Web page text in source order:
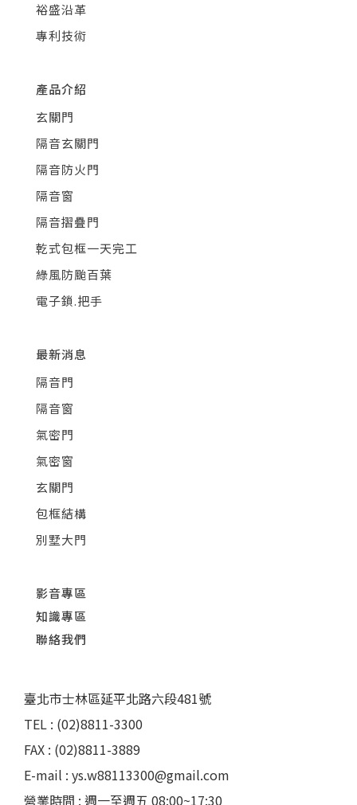
裕盛沿革
專利技術
產品介紹
玄關門
隔音玄關門
隔音防火門
隔音窗
隔音摺疊門
乾式包框一天完工
綠風防颱百葉
電子鎖.把手
最新消息
隔音門
隔音窗
氣密門
氣密窗
玄關門
包框結構
別墅大門
影音專區
知識專區
聯絡我們
臺北市士林區延平北路六段481號
TEL : (02)8811-3300
FAX : (02)8811-3889
E-mail : ys.w88113300@gmail.com
營業時間 : 週一至週五 08:00~17:30